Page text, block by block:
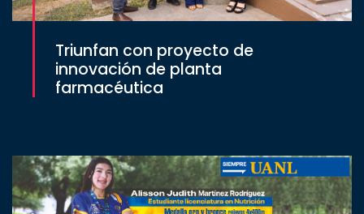
Triunfan con proyecto de
innovación de planta
farmacéutica